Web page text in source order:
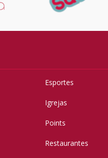
Esportes
Igrejas
Points
Restaurantes